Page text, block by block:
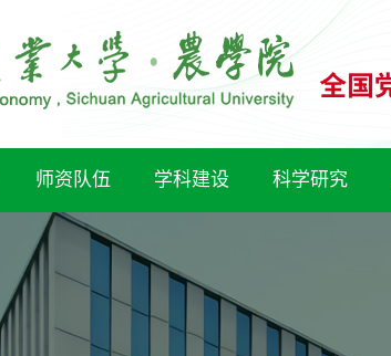
师资队伍 学科建设 科学研究